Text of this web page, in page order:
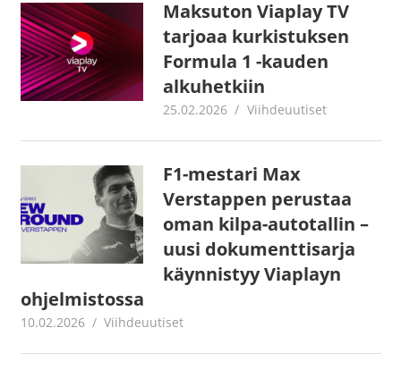
Maksuton Viaplay TV
tarjoaa kurkistuksen
Formula 1 -kauden
alkuhetkiin
25.02.2026 Juha Kaunisto
Viihdeuutiset
F1-mestari Max
Verstappen perustaa
oman kilpa-autotallin –
uusi dokumenttisarja
käynnistyy Viaplayn
ohjelmistossa
10.02.2026 Juha Kaunisto
Viihdeuutiset